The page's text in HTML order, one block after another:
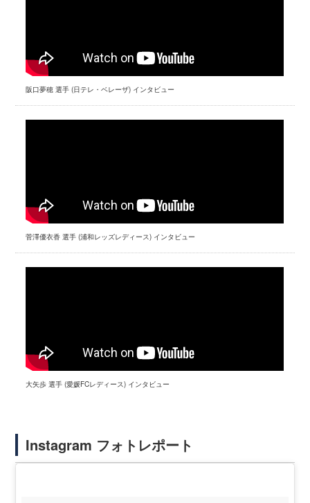
阪口夢穂 選手 (日テレ・ベレーザ) インタビュー
菅澤優衣香 選手 (浦和レッズレディース) インタビュー
大矢歩 選手 (愛媛FCレディース) インタビュー
Instagram フォトレポート